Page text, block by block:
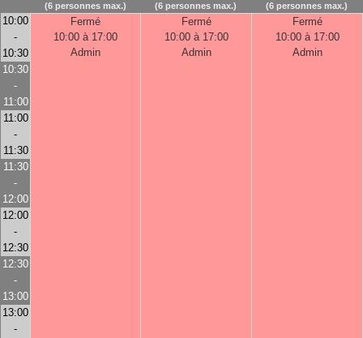
(6 personnes max.) (6 personnes max.) (6 personnes max.)
10:00
-
10:30
Fermé
10:00 à 17:00
Admin
Fermé
10:00 à 17:00
Admin
Fermé
10:00 à 17:00
Admin
10:30
-
11:00
11:00
-
11:30
11:30
-
12:00
12:00
-
12:30
12:30
-
13:00
13:00
-